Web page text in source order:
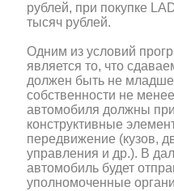
рублей, при покупке
тысяч рублей.
Одним из условий
является то, что
должен быть не младше
собственности не
автомобиля должны
конструктивные
передвижение (кузов,
управления и др.). В
автомобиль будет
уполномоченные